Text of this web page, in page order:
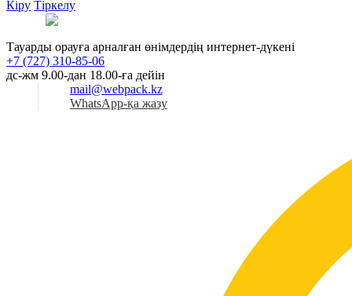
Кіру Тіркелу
Тауарды орауға арналған өнімдердің интернет-дүкені
+7 (727) 310-85-06
дс-жм 9.00-дан 18.00-ға дейін
mail@webpack.kz
WhatsApp-қа жазу